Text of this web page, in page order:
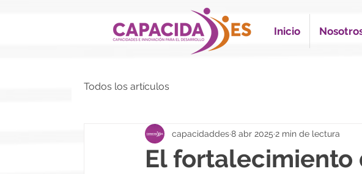
Inicio
Todos los artículos
El fortalecimiento
capacidaddes8 abr 2025 2 min de lectura